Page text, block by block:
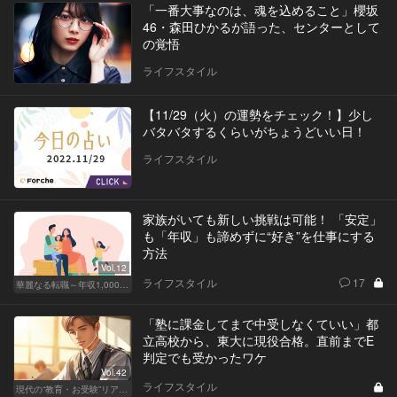
「一番大事なのは、魂を込めること」櫻坂
46・森田ひかるが語った、センターとして
の覚悟
ライフスタイル
【11/29（火）の運勢をチェック！】少し
バタバタするくらいがちょうどいい日！
ライフスタイル
Vol.12
華麗なる転職～年収1,000万超の道～
家族がいても新しい挑戦は可能！ 「安定」
も「年収」も諦めずに“好き”を仕事にする
方法
ライフスタイル 17
Vol.42
現代の“教育・お受験”リアルドキュメント
「塾に課金してまで中受しなくていい」都
立高校から、東大に現役合格。直前までE
判定でも受かったワケ
ライフスタイル